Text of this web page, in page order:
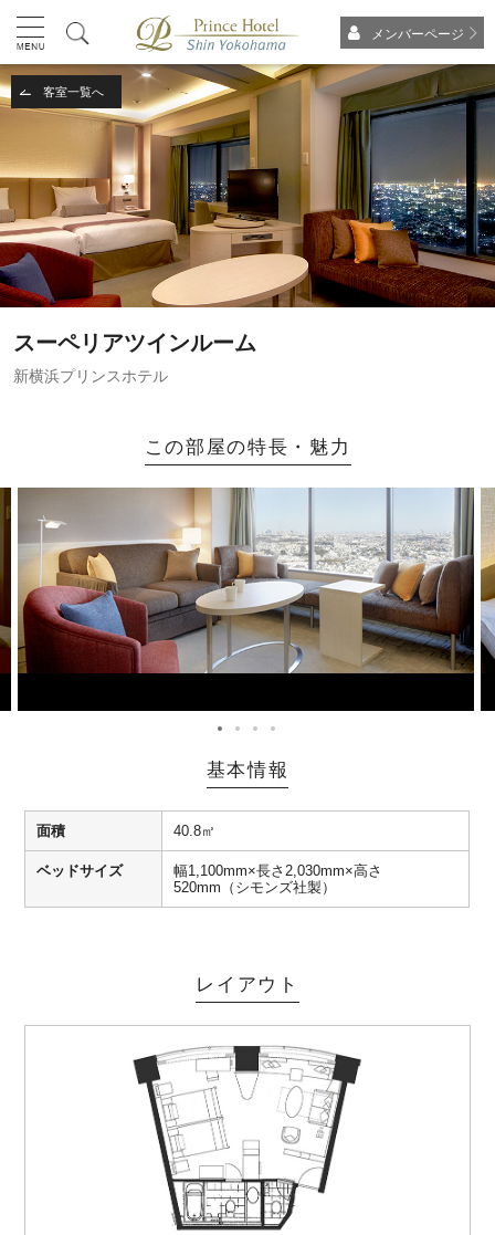
メンバーページ
客室一覧へ
スーペリアツインルーム
新横浜プリンスホテル
この部屋の特長・魅力
基本情報
面積 40.8㎡
ベッドサイズ
幅1,100mm×長さ2,030mm×高さ
520mm（シモンズ社製）
レイアウト